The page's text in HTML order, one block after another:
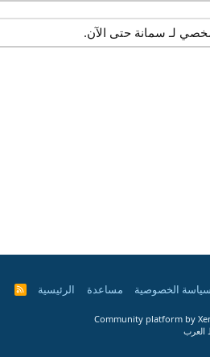
لـ سمانة حتى الآن.
سياسة الخصوصية مساعدة الرئيسية
R
Community platform by
العرب